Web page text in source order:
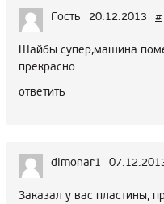
Гость 20.12.2013 #
Шайбы супер,машина
прекрасно
ответить
dimonar1
Заказал у вас пластины,